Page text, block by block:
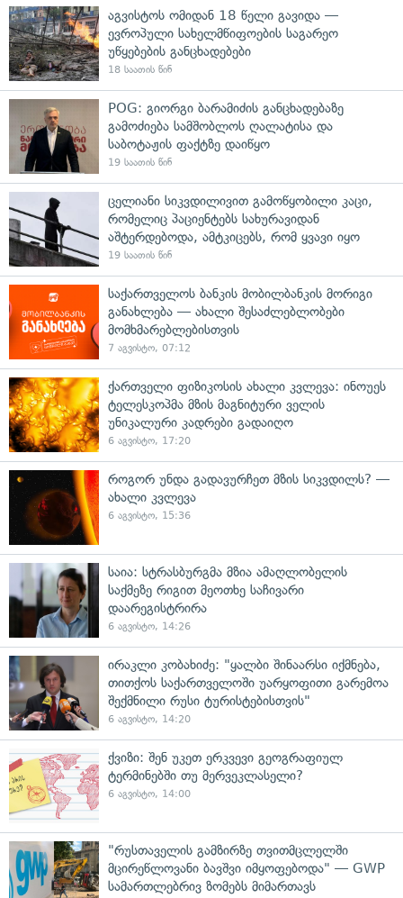
აგვისტოს ომიდან 18 წელი გავიდა —
ევროპული სახელმწიფოების საგარეო
უწყებების განცხადებები
18 საათის წინ
POG: გიორგი ბარამიძის განცხადებაზე
გამოძიება სამშობლოს ღალატისა და
საბოტაჟის ფაქტზე დაიწყო
19 საათის წინ
ცელიანი სიკვდილივით გამოწყობილი კაცი,
რომელიც პაციენტებს სახურავიდან
აშტერდებოდა, ამტკიცებს, რომ ყვავი იყო
19 საათის წინ
საქართველოს ბანკის მობილბანკის მორიგი
განახლება — ახალი შესაძლებლობები
მომხმარებლებისთვის
7 აგვისტო, 07:12
ქართველი ფიზიკოსის ახალი კვლევა: ინოუეს
ტელესკოპმა მზის მაგნიტური ველის
უნიკალური კადრები გადაიღო
6 აგვისტო, 17:20
როგორ უნდა გადავურჩეთ მზის სიკვდილს? —
ახალი კვლევა
6 აგვისტო, 15:36
საია: სტრასბურგმა მზია ამაღლობელის
საქმეზე რიგით მეოთხე საჩივარი
დაარეგისტრირა
6 აგვისტო, 14:26
ირაკლი კობახიძე: "ყალბი შინაარსი იქმნება,
თითქოს საქართველოში უარყოფითი გარემოა
შექმნილი რუსი ტურისტებისთვის"
6 აგვისტო, 14:20
ქვიზი: შენ უკეთ ერკვევი გეოგრაფიულ
ტერმინებში თუ მერვეკლასელი?
6 აგვისტო, 14:00
"რუსთაველის გამზირზე თვითმცლელში
მცირეწლოვანი ბავშვი იმყოფებოდა" — GWP
სამართლებრივ ზომებს მიმართავს